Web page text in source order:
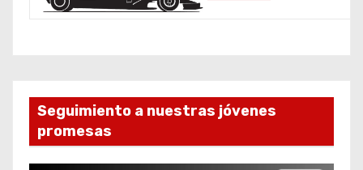
Seguimiento a nuestras jóvenes
promesas